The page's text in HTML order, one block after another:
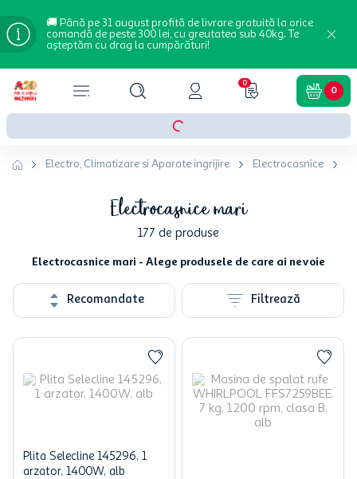
🚚 Până pe 31 august profită de livrare gratuită la orice
comandă de peste 300 lei, cu greutatea sub 40kg. Te
așteptăm cu drag la cumpărături!
0
0
Electro, Climatizare si Aparate ingrijire Electrocasnice
Electrocasnice mari
177 de produse
Electrocasnice mari - Alege produsele de care ai nevoie
Recomandate Filtrează
Plita Selecline 145296, 1
arzator, 1400W, alb